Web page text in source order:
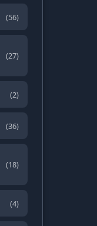
(56)
(27)
(2)
(36)
(18)
(4)